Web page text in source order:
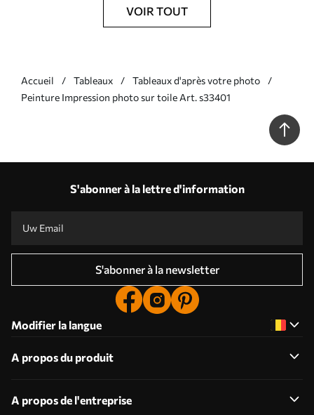
VOIR TOUT
Accueil Tableaux
Tableaux d'après votre photo
Peinture Impression photo sur toile Art. s33401
S'abonner à la lettre d'information
S'abonner à la newsletter
Modifier la langue
A propos du produit
A propos de l'entreprise